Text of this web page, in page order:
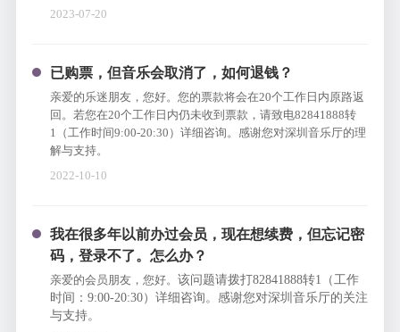
2023-07-20
已购票，但音乐会取消了，如何退钱？
亲爱的乐迷朋友，您好。您的票款将会在20个工作日内原路返
回。若您在20个工作日内仍未收到票款，请致电82841888转
1（工作时间9:00-20:30）详细咨询。感谢您对深圳音乐厅的理
解与支持。
2022-10-10
我在很多年以前办过会员，现在想续费，但忘记密
码，登录不了。怎么办？
亲爱的会员朋友，您好。 该问题请拨打82841888转1（工作
时间：9:00-20:30）详细咨询。感谢您对深圳音乐厅的关注
与支持。